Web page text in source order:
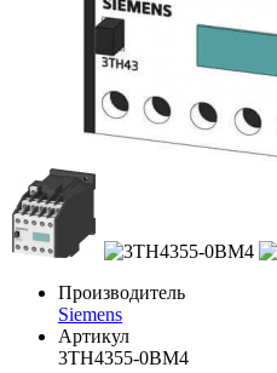
Производитель
Siemens
Артикул
3TH4355-0BM4